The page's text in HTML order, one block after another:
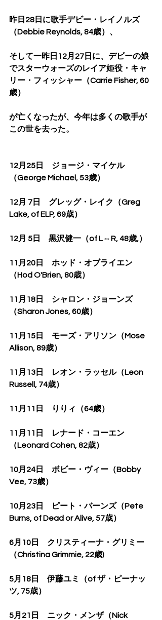
昨日28日に歌手デビー・レイノルズ
（Debbie Reynolds, 84歳）、
そして一昨日12月27日に、デビーの娘
でスターウォーズのレイア姫役・キャ
リー・フィッシャー（Carrie Fisher, 60
歳）
が亡くなったが、今年は多くの歌手が
この世を去った。
12月25日　ジョージ・マイケル
（George Michael, 53歳）
12月 7日　グレッグ・レイク（Greg
Lake, of ELP, 69歳）
12月 5日　黒沢健一（of L⇔R, 48歳,）
11月20日　ホッド・オブライエン
（Hod O'Brien, 80歳）
11月18日　シャロン・ジョーンズ
（Sharon Jones, 60歳）
11月15日　モーズ・アリソン（Mose
Allison, 89歳）
11月13日　レオン・ラッセル（Leon
Russell, 74歳）
11月11日　りりィ（64歳）
11月11日　レナード・コーエン
（Leonard Cohen, 82歳）
10月24日　ボビー・ヴィー（Bobby
Vee, 73歳）
10月23日　ピート・バーンズ（Pete
Burns, of Dead or Alive, 57歳）
6月10日　クリスティーナ・グリミー
（Christina Grimmie, 22歳)
5月18日　伊藤ユミ（of ザ・ピーナッ
ツ, 75歳）
5月21日　ニック・メンザ（Nick